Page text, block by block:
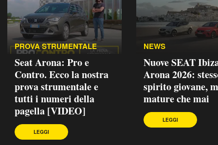
PROVA STRUMENTALE
Seat Arona: Pro e
Contro. Ecco la nostra
prova strumentale e
tutti i numeri della
pagella [VIDEO]
LEGGI
NEWS
Nuove SEAT
Arona 2026:
spirito giovane,
mature che mai
LEGGI